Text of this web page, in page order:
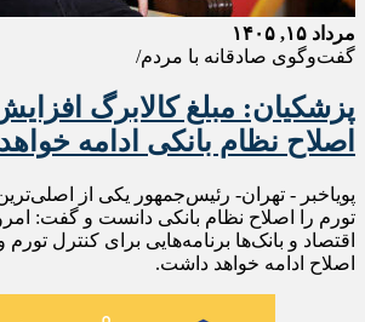
مرداد ۱۵, ۱۴۰۵
گفت‌وگوی صادقانه با مردم/
پزشکیان: مبلغ کالابرگ
اصلاح نظام بانکی ادامه
پویاخبر - تهران- رئیس‌جمهور یکی از
تورم را اصلاح نظام بانکی دانست و گفت:
اقتصاد و بانک‌ها برنامه‌هایی برای کنترل تورم
اصلاح ادامه خواهد داشت.